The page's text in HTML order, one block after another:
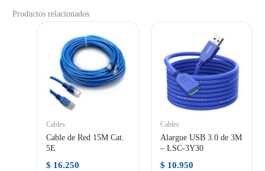
Productos relacionados
Cables
Cable de Red 15M Cat.
5E
$ 16.250
Cables
Alargue USB 3.0 de 3M
– LSC-3Y30
$ 10.950